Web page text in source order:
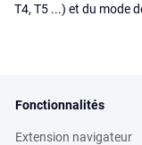
T4, T5 ...) et du mode
Fonctionnalités
Extension navigateur